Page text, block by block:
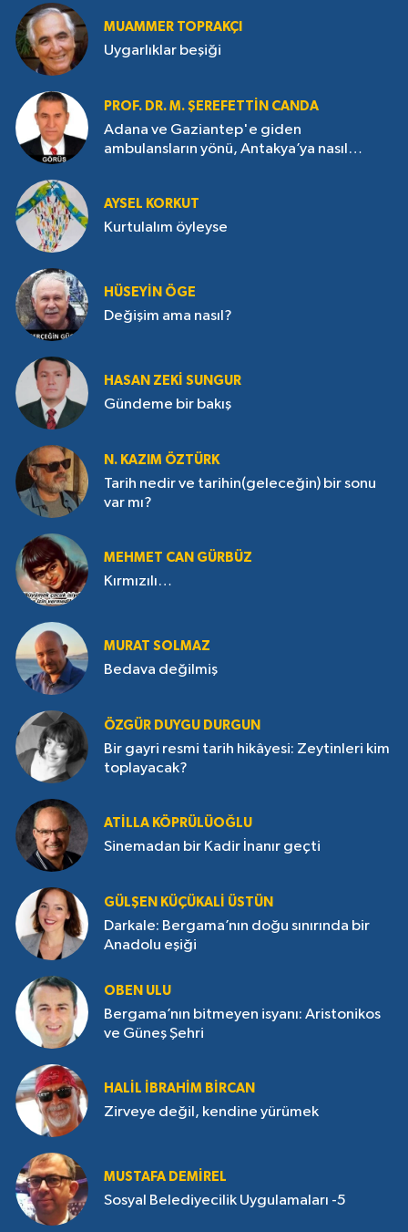
MUAMMER TOPRAKÇI
Uygarlıklar beşiği
PROF. DR. M. ŞEREFETTIN CANDA
Adana ve Gaziantep'e giden
ambulansların yönü, Antakya’ya nasıl
AYSEL KORKUT
Kurtulalım öyleyse
HÜSEYIN ÖGE
Değişim ama nasıl?
HASAN ZEKI SUNGUR
Gündeme bir bakış
N. KAZIM ÖZTÜRK
Tarih nedir ve tarihin(geleceğin) bir sonu
var mı?
MEHMET CAN GÜRBÜZ
Kırmızılı…
MURAT SOLMAZ
Bedava değilmiş
ÖZGÜR DUYGU DURGUN
Bir gayri resmi tarih hikâyesi: Zeytinleri kim
toplayacak?
ATILLA KÖPRÜLÜOĞLU
Sinemadan bir Kadir İnanır geçti
GÜLŞEN KÜÇÜKALI ÜSTÜN
Darkale: Bergama’nın doğu sınırında bir
Anadolu eşiği
OBEN ULU
Bergama’nın bitmeyen isyanı: Aristonikos
ve Güneş Şehri
HALIL İBRAHIM BIRCAN
Zirveye değil, kendine yürümek
MUSTAFA DEMIREL
Sosyal Belediyecilik Uygulamaları -5